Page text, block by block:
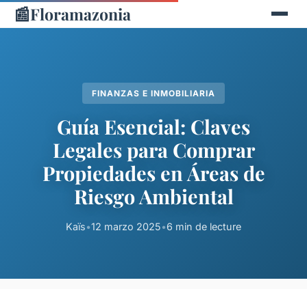
📰Floramazonia
FINANZAS E INMOBILIARIA
Guía Esencial: Claves
Legales para Comprar
Propiedades en Áreas de
Riesgo Ambiental
Kaïs•12 marzo 2025•6 min de lecture